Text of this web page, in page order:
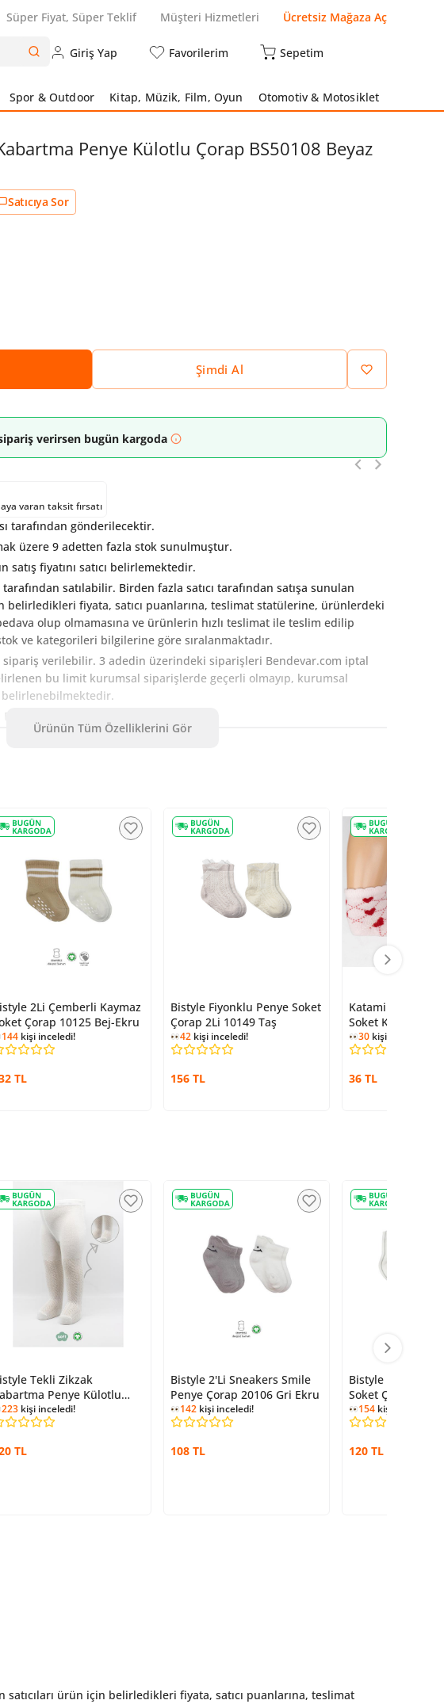
Süper Fiyat, Süper Teklif Müşteri Hizmetleri Ücretsiz Mağaza Aç
Giriş Yap Favorilerim Sepetim
Spor & Outdoor Kitap, Müzik, Film, Oyun
Otomotiv & Motosiklet
Penye Külotlu Çorap BS50108 Beyaz
Satıcıya Sor
Şimdi Al
verirsen bugün kargoda
varan taksit fırsatı
tarafından gönderilecektir.
üzere 9 adetten fazla stok sunulmuştur.
fiyatını satıcı belirlemektedir.
satılabilir. Birden fazla satıcı tarafından satışa sunulan
belirledikleri fiyata, satıcı puanlarına, teslimat statülerine, ürünlerdeki
olup olmamasına ve ürünlerin hızlı teslimat ile teslim edilip
ve kategorileri bilgilerine göre sıralanmaktadır.
verilebilir. 3 adedin üzerindeki siparişleri Bendevar.com iptal
bu limit kurumsal siparişlerde geçerli olmayıp, kurumsal
bilgi için
Ürünün Tüm Özelliklerini Gör
2Li Çemberli Kaymaz
Çorap 10125 Bej-Ekru
144 kişi inceledi!
TL
Bistyle Fiyonklu Penye Soket
Çorap 2Li 10149 Taş
42 kişi inceledi!
156 TL
Katamino Tortum
Soket K46362
30 kişi inceledi!
36 TL
Tekli Zikzak
Penye Külotlu
BS50108 Ekru
223 kişi inceledi!
TL
Bistyle 2'Li Sneakers Smile
Penye Çorap 20106 Gri Ekru
142 kişi inceledi!
108 TL
Bistyle 2'Li Big
Soket Çorap
154 kişi inceledi!
120 TL
ürün için belirledikleri fiyata, satıcı puanlarına, teslimat